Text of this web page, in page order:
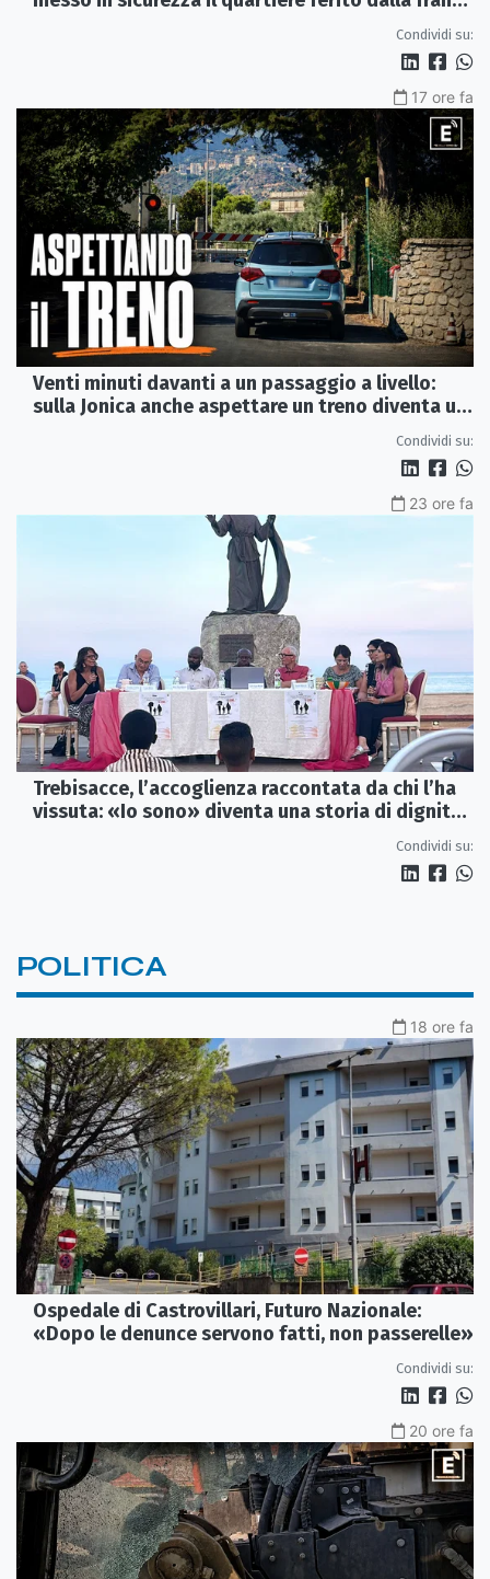
Condividi su:
17 ore fa
Venti minuti davanti a un passaggio a livello:
sulla Jonica anche aspettare un treno diventa un
Condividi su:
23 ore fa
Trebisacce, l’accoglienza raccontata da chi l’ha
vissuta: «Io sono» diventa una storia di dignità
Condividi su:
POLITICA
18 ore fa
Ospedale di Castrovillari, Futuro Nazionale:
«Dopo le denunce servono fatti, non passerelle»
Condividi su:
20 ore fa